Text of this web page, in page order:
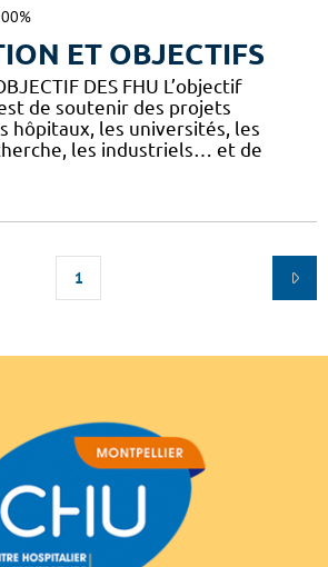
ET OBJECTIFS
DES FHU L’objectif
de soutenir des projets
hôpitaux, les universités, les
les industriels… et de
1